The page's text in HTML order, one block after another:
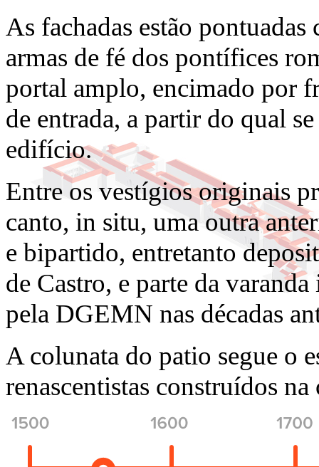
As fachadas estão
armas de fé dos pontífices
portal amplo, encimado por
de entrada, a partir do qual
edifício.
Entre os vestígios originais
canto, in situ, uma outra
e bipartido, entretanto
de Castro, e parte da
pela DGEMN nas décadas
A colunata do patio segue o
renascentistas construídos